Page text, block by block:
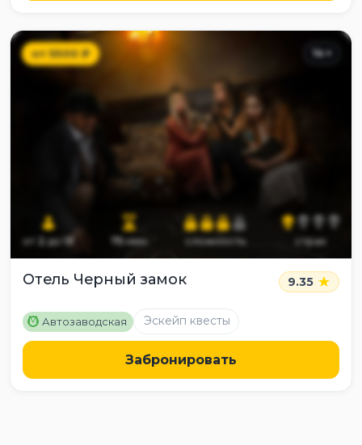
от5500₽ 14+
от 2до 13 75мин сложность страх
Отель Черный замок 9.35
M Автозаводская Эскейп квесты
Забронировать